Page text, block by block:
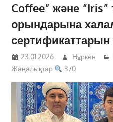
Coffee” және “Iris”
орындарына
23.01.2026 Нұркен
Жаңалықтар
370